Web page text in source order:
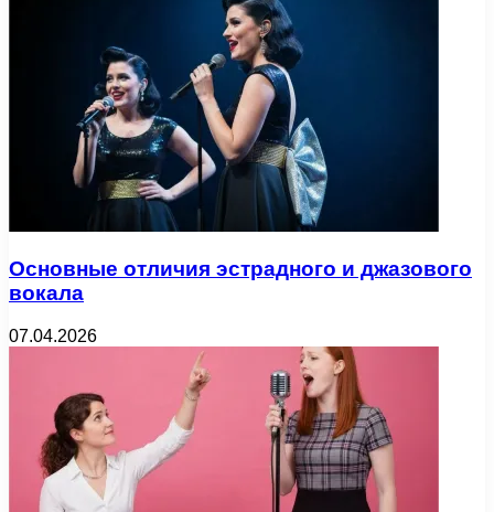
Основные отличия эстрадного и джазового
вокала
07.04.2026